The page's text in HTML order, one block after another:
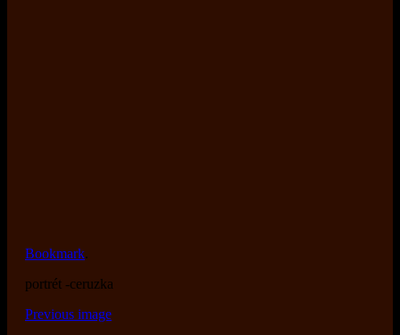
Bookmark.
portrét -ceruzka
Previous image